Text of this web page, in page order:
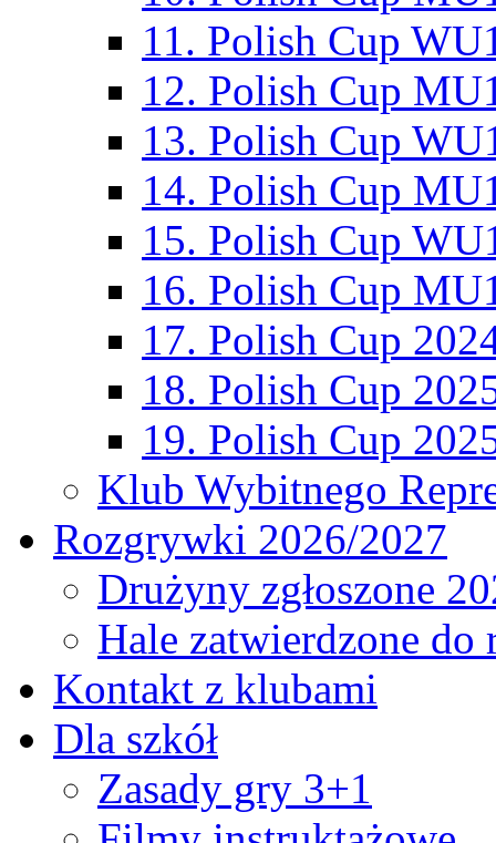
11. Polish Cup
12. Polish Cup
13. Polish Cup
14. Polish Cup
15. Polish Cup
16. Polish Cup
17. Polish Cup
18. Polish Cup
19. Polish Cup
Klub Wybitnego
Rozgrywki 2026/2027
Drużyny zgłoszone
Hale zatwierdzone
Kontakt z klubami
Dla szkół
Zasady gry 3+1